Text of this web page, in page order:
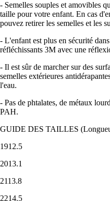
- Semelles souples et amovibles
taille pour votre enfant. En cas
pouvez retirer les semelles et les
- L'enfant est plus en sécurité
réfléchissants 3M avec une
- Il est sûr de marcher sur des
semelles extérieures
l'eau.
- Pas de phtalates, de métaux
PAH.
GUIDE DES TAILLES
1912.5
2013.1
2113.8
2214.5